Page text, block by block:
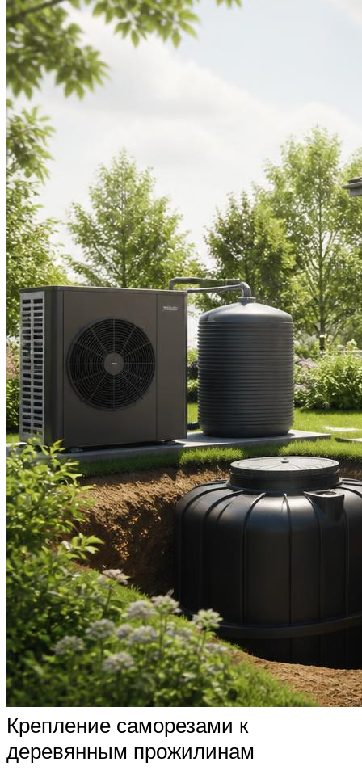
Крепление саморезами к
деревянным прожилинам